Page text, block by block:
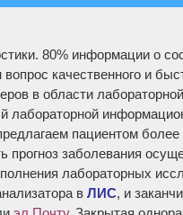
80% информации о
качественного и
в области лабораторной
лабораторной
пациентом
заболевания
лабораторных
в ЛИС, и